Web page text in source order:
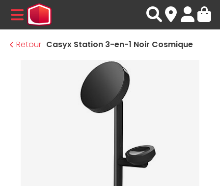
MENU
Retour Casyx Station 3-en-1 Noir Cosmique